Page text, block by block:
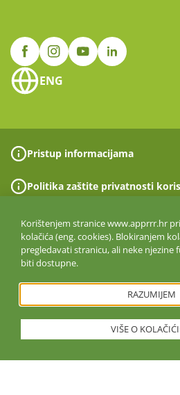
ENG
Pristup informacijama
Politika zaštite privatnosti
Politika upravljanja kvalitetom
Prijava nepravilnosti
Izjava o pristupačnosti
Politika informacijske
Korištenjem stranice www.apprrr.hr
kolačića (eng. cookies). Blokiranjem
pregledavati stranicu, ali neke njezine
biti dostupne.
RAZUMIJEM
VIŠE O